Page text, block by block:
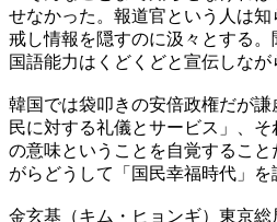
せなかった。報道官という人は知
戒し情報を隠すのに汲々とする
国語能力はくどくどと宣伝しなが
韓国では袋叩きの安倍政権だが
民に対する礼儀とサービス」、
の意味ということを自覚するこ
がらどうして「国民幸福時代」を
金玄基（キム・ヒョンギ）東京総